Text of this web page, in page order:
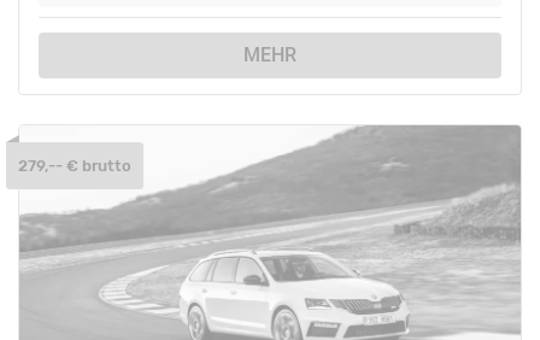
MEHR
279,-- € brutto